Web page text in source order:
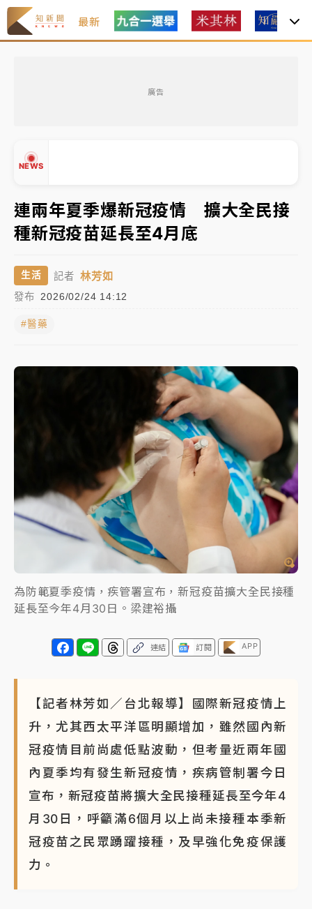
最新
廣告
NEWS
中信慈善基金會想增加董事人數！辜仲諒向法院聲請遭
駁 理由曝光
故宮《龍藏經》特展第2檔！今線上預約開賣一度塞車
周六起展出延長至晚上7時
父親節泡湯了！中颱白海豚雨彈轟3天 「紅到發紫」降
雨熱區曝
暑假過三周才推「E宿新北打卡趣」！抽獎程序複雜 觀
中信慈善基金會想增加董事人數！辜仲諒向法院聲請遭
駁 理由曝光
故宮《龍藏經》特展第2檔！今線上預約開賣一度塞車
周六起展出延長至晚上7時
台東農業處長涉圖利渡假村！東檢抗告成功 今重開羈
押庭
父親節泡湯了！中颱白海豚雨彈轟3天 「紅到發紫」降
雨熱區曝
連兩年夏季爆新冠疫情 擴大全民接
種新冠疫苗延長至4月底
生活 記者 林芳如
發布 2026/02/24 14:12
#醫藥
為防範夏季疫情，疾管署宣布，新冠疫苗擴大全民接種
延長至今年4月30日。梁建裕攝
連結 訂閱 APP
【記者林芳如／台北報導】國際新冠疫情上
升，尤其西太平洋區明顯增加，雖然國內新
冠疫情目前尚處低點波動，但考量近兩年國
內夏季均有發生新冠疫情，疾病管制署今日
宣布，新冠疫苗將擴大全民接種延長至今年4
月30日，呼籲滿6個月以上尚未接種本季新
冠疫苗之民眾踴躍接種，及早強化免疫保護
力。